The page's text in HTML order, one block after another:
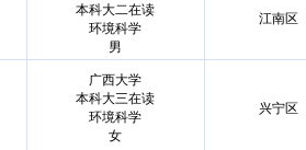
本科大二在读
环境科学
男
江南区
广西大学
本科大三在读
环境科学
女
兴宁区